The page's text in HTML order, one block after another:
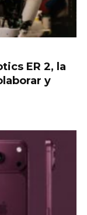
ER 2, la
y